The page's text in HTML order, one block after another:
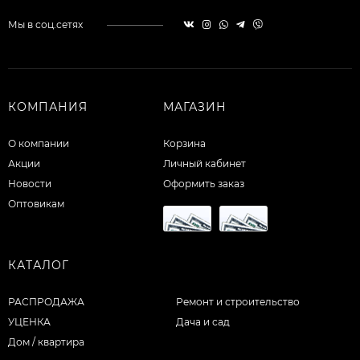
Мы в соц.сетях
КОМПАНИЯ
О компании
Акции
Новости
Оптовикам
МАГАЗИН
Корзина
Личный кабинет
Оформить заказ
КАТАЛОГ
РАСПРОДАЖА
УЦЕНКА
Дом / квартира
Ремонт и строительство
Дача и сад